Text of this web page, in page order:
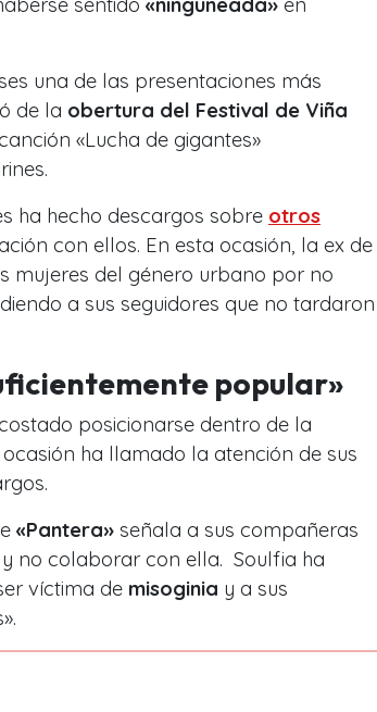
una de las presentaciones más
de la obertura del Festival de Viña
«Lucha de gigantes»
ha hecho descargos sobre otros
con ellos. En esta ocasión, la ex de
mujeres del género urbano por no
a sus seguidores que no tardaron
popular»
posicionarse dentro de la
ha llamado la atención de sus
«Pantera» señala a sus compañeras
no colaborar con ella. Soulfia ha
víctima de misoginia y a sus